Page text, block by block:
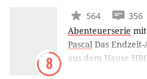
8
564
356
Abenteuerserie mit
Pascal Das
aus dem Hause